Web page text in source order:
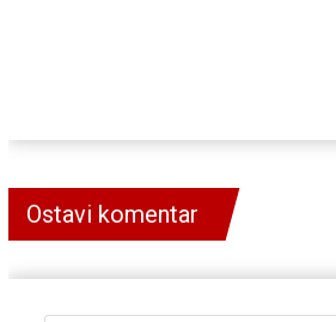
Ostavi komentar